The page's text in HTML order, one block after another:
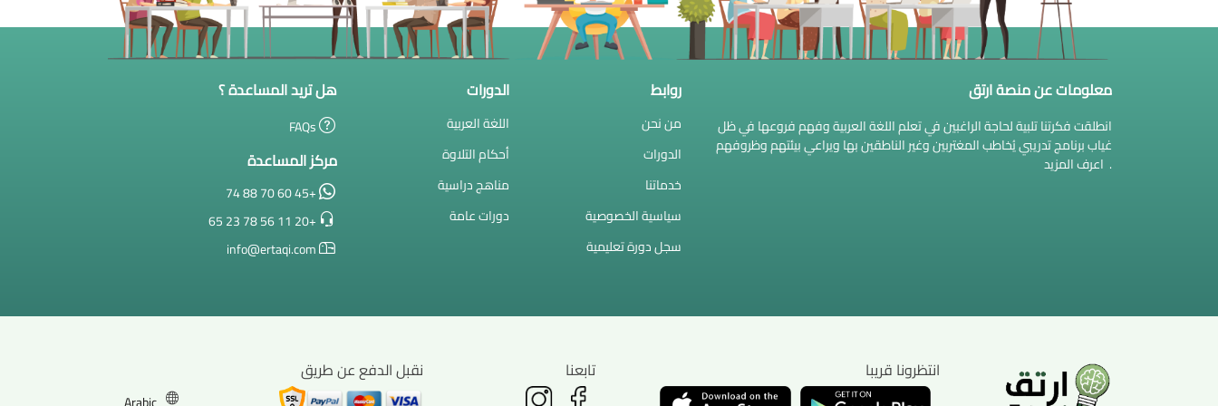
معلومات عن منصة ارتق
انطلقت فكرتنا تلبية لحاجة الراغبين في تعلم اللغة العربية وفهم فروعها في ظل
غياب برنامج تدريبي يُخاطب المغتربين وغير الناطقين بها ويراعي بيئتهم وظروفهم
. اعرف المزيد
روابط
من نحن
الدورات
خدماتنا
سياسية الخصوصية
سجل دورة تعليمية
الدورات
اللغة العربية
أحكام التلاوة
مناهج دراسية
دورات عامة
هل تريد المساعدة ؟
مركز المساعدة
+45 60 70 88 74
+20 11 56 78 23 65
info@ertaqi.com
انتظرونا قريبا تابعنا نقبل الدفع عن طريق